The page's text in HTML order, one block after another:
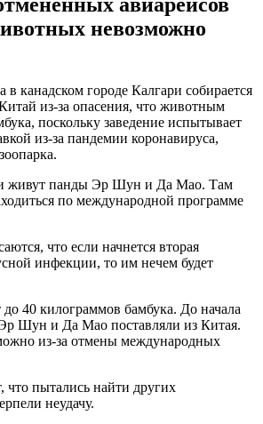
невозможно
в канадском городе Калгари собирается
из-за опасения, что животным
поскольку заведение испытывает
из-за пандемии коронавируса,
зоопарка.
живут панды Эр Шун и Да Мао. Там
по международной программе
что если начнется вторая
инфекции, то им нечем будет
до 40 килограммов бамбука. До начала
Шун и Да Мао поставляли из Китая.
из-за отмены международных
что пытались найти других
неудачу.